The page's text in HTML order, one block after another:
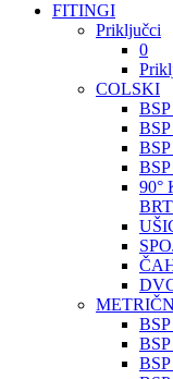
FITINGI
Priključci
0
COLSKI
90°